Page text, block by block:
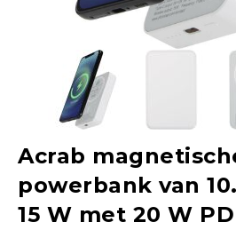
Acrab
powerbank van
15 W met 20 W